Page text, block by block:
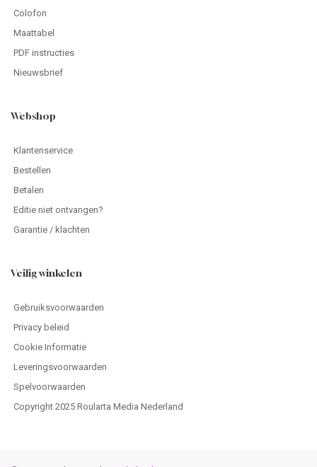
Colofon
Maattabel
PDF instructies
Nieuwsbrief
Webshop
Klantenservice
Bestellen
Betalen
Editie niet ontvangen?
Garantie / klachten
Veilig winkelen
Gebruiksvoorwaarden
Privacy beleid
Cookie Informatie
Leveringsvoorwaarden
Spelvoorwaarden
Copyright 2025 Roularta Media Nederland